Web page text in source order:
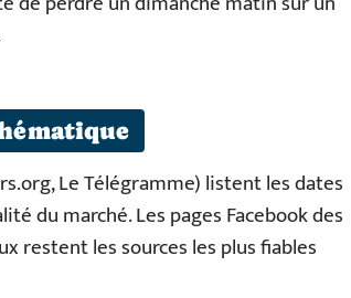
Le Télégramme) listent les dates
du marché. Les pages Facebook des
restent les sources les plus fiables